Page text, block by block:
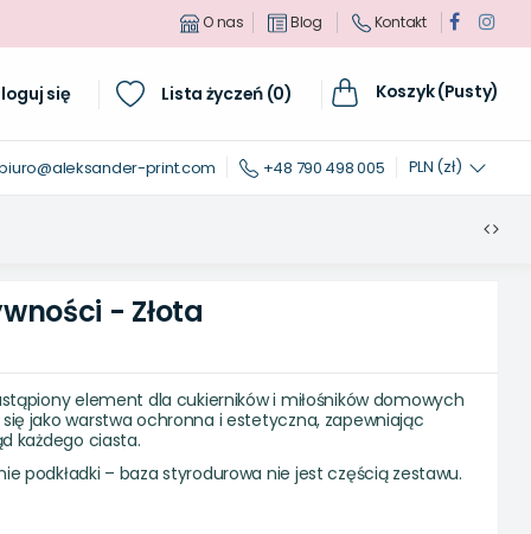
O nas Blog Kontakt
się Lista życzeń (0) Koszyk (Pusty)
print.com +48 790 498 005 PLN (zł)
- Złota
element dla cukierników i miłośników domowych
jako warstwa ochronna i estetyczna, zapewniając
każdego ciasta.
podkładki – baza styrodurowa nie jest częścią zestawu.